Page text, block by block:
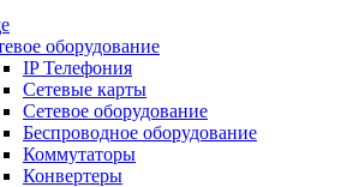
оборудование
IP Телефония
Сетевые карты
Сетевое оборудование
Беспроводное оборудование
Коммутаторы
Конвертеры